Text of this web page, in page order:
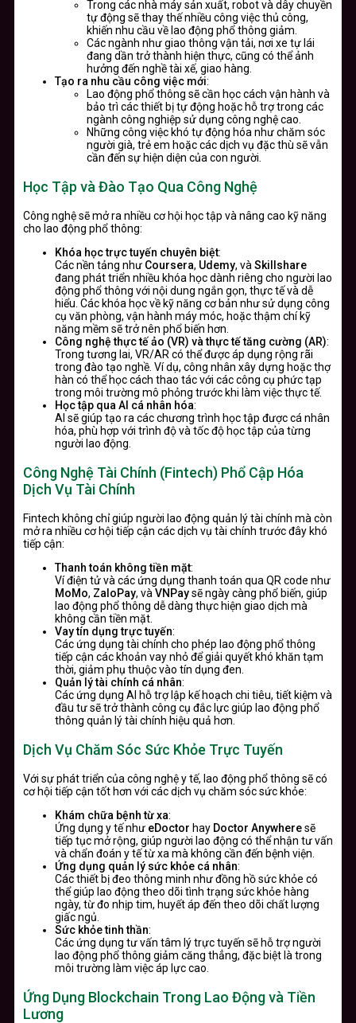
Trong các nhà máy sản xuất, robot và dây chuyền
tự động sẽ thay thế nhiều công việc thủ công,
khiến nhu cầu về lao động phổ thông giảm.
Các ngành như giao thông vận tải, nơi xe tự lái
đang dần trở thành hiện thực, cũng có thể ảnh
hưởng đến nghề tài xế, giao hàng.
Tạo ra nhu cầu công việc mới:
Lao động phổ thông sẽ cần học cách vận hành và
bảo trì các thiết bị tự động hoặc hỗ trợ trong các
ngành công nghiệp sử dụng công nghệ cao.
Những công việc khó tự động hóa như chăm sóc
người già, trẻ em hoặc các dịch vụ đặc thù sẽ vẫn
cần đến sự hiện diện của con người.
Học Tập và Đào Tạo Qua Công Nghệ
Công nghệ sẽ mở ra nhiều cơ hội học tập và nâng cao kỹ năng
cho lao động phổ thông:
Khóa học trực tuyến chuyên biệt:
Các nền tảng như Coursera, Udemy, và Skillshare
đang phát triển nhiều khóa học dành riêng cho người lao
động phổ thông với nội dung ngắn gọn, thực tế và dễ
hiểu. Các khóa học về kỹ năng cơ bản như sử dụng công
cụ văn phòng, vận hành máy móc, hoặc thậm chí kỹ
năng mềm sẽ trở nên phổ biến hơn.
Công nghệ thực tế ảo (VR) và thực tế tăng cường (AR):
Trong tương lai, VR/AR có thể được áp dụng rộng rãi
trong đào tạo nghề. Ví dụ, công nhân xây dựng hoặc thợ
hàn có thể học cách thao tác với các công cụ phức tạp
trong môi trường mô phỏng trước khi làm việc thực tế.
Học tập qua AI cá nhân hóa:
AI sẽ giúp tạo ra các chương trình học tập được cá nhân
hóa, phù hợp với trình độ và tốc độ học tập của từng
người lao động.
Công Nghệ Tài Chính (Fintech) Phổ Cập Hóa
Dịch Vụ Tài Chính
Fintech không chỉ giúp người lao động quản lý tài chính mà còn
mở ra nhiều cơ hội tiếp cận các dịch vụ tài chính trước đây khó
tiếp cận:
Thanh toán không tiền mặt:
Ví điện tử và các ứng dụng thanh toán qua QR code như
MoMo, ZaloPay, và VNPaysẽ ngày càng phổ biến, giúp
lao động phổ thông dễ dàng thực hiện giao dịch mà
không cần tiền mặt.
Vay tín dụng trực tuyến:
Các ứng dụng tài chính cho phép lao động phổ thông
tiếp cận các khoản vay nhỏ để giải quyết khó khăn tạm
thời, giảm phụ thuộc vào tín dụng đen.
Quản lý tài chính cá nhân:
Các ứng dụng AI hỗ trợ lập kế hoạch chi tiêu, tiết kiệm và
đầu tư sẽ trở thành công cụ đắc lực giúp lao động phổ
thông quản lý tài chính hiệu quả hơn.
Dịch Vụ Chăm Sóc Sức Khỏe Trực Tuyến
Với sự phát triển của công nghệ y tế, lao động phổ thông sẽ có
cơ hội tiếp cận tốt hơn với các dịch vụ chăm sóc sức khỏe:
Khám chữa bệnh từ xa:
Ứng dụng y tế như eDoctor hay Doctor Anywheresẽ
tiếp tục mở rộng, giúp người lao động có thể nhận tư vấn
và chẩn đoán y tế từ xa mà không cần đến bệnh viện.
Ứng dụng quản lý sức khỏe cá nhân:
Các thiết bị đeo thông minh như đồng hồ sức khỏe có
thể giúp lao động theo dõi tình trạng sức khỏe hàng
ngày, từ đo nhịp tim, huyết áp đến theo dõi chất lượng
giấc ngủ.
Sức khỏe tinh thần:
Các ứng dụng tư vấn tâm lý trực tuyến sẽ hỗ trợ người
lao động phổ thông giảm căng thẳng, đặc biệt là trong
môi trường làm việc áp lực cao.
Ứng Dụng Blockchain Trong Lao Động và Tiền
Lương